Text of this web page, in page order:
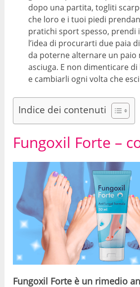
dopo una partita, togliti
che loro e i tuoi piedi
pratichi sport spesso, prendi
l’idea di procurarti due paia
da poterne alternare un paio
asciuga. E non dimenticare
e cambiarli ogni volta che
Indice dei contenuti
Fungoxil Forte –
Fungoxil Forte è un rimedio